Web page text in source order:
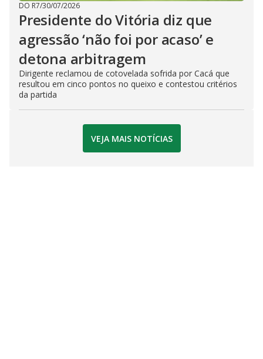
DO R7/30/07/2026
Presidente do Vitória diz que
agressão ‘não foi por acaso’ e
detona arbitragem
Dirigente reclamou de cotovelada sofrida por Cacá que
resultou em cinco pontos no queixo e contestou critérios
da partida
VEJA MAIS NOTÍCIAS